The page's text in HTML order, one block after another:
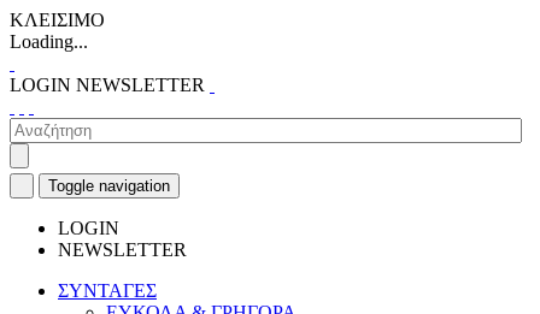
ΚΛΕΙΣΙΜΟ
Loading...
LOGIN NEWSLETTER
Toggle navigation
LOGIN
NEWSLETTER
ΣΥΝΤΑΓΕΣ